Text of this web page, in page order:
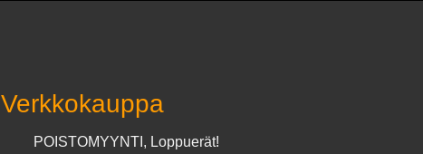
Verkkokauppa
POISTOMYYNTI, Loppuerät!